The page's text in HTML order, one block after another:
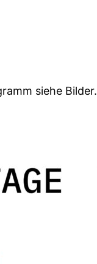
siehe Bilder.